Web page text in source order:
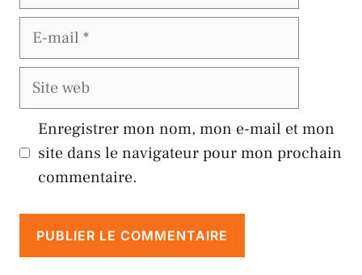
E-
Site
Enregistrer mon nom, mon e-mail et mon
site dans le navigateur pour mon prochain
commentaire.